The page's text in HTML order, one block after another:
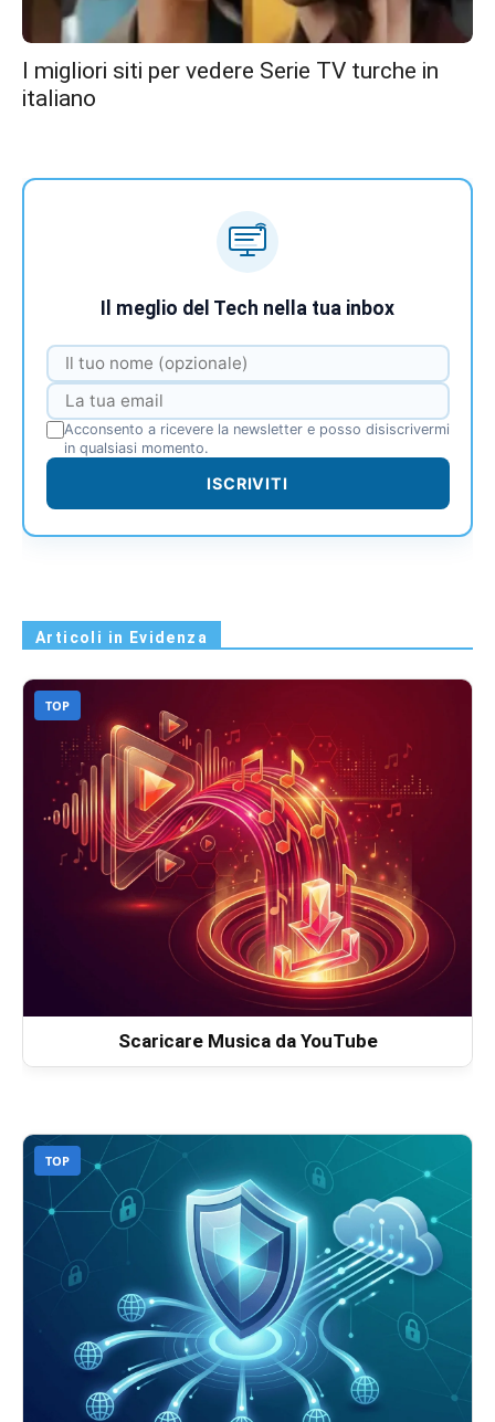
I migliori siti per vedere Serie TV turche in
italiano
Il meglio del Tech nella tua inbox
Acconsento a ricevere la newsletter e posso disiscrivermi
in qualsiasi momento.
ISCRIVITI
Articoli in Evidenza
TOP
Scaricare Musica da YouTube
TOP